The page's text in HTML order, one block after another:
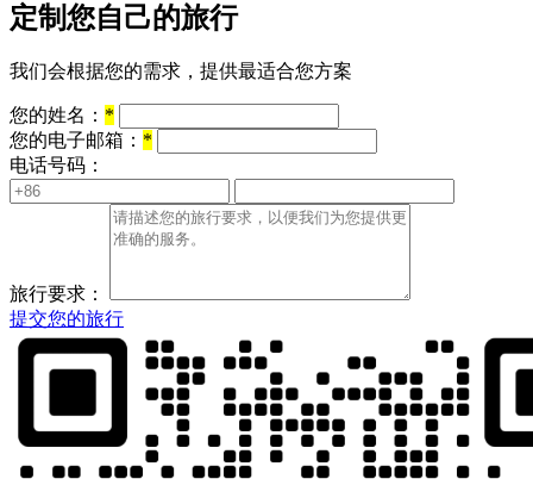
定制您自己的旅行
我们会根据您的需求，提供最适合您方案
您的姓名： *
您的电子邮箱： *
电话号码：
旅行要求：
提交您的旅行